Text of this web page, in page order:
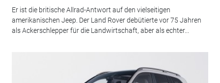
Er ist die britische Allrad-Antwort auf den vielseitigen
amerikanischen Jeep. Der Land Rover debütierte vor 75 Jahren
als Ackerschlepper für die Landwirtschaft, aber als echter...